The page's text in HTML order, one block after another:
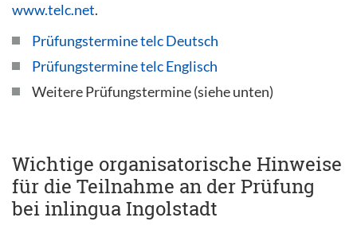
www.telc.net.
Prüfungstermine telc Deutsch
Prüfungstermine telc Englisch
Weitere Prüfungstermine (siehe unten)
Wichtige organisatorische Hinweise
für die Teilnahme an der Prüfung
bei inlingua Ingolstadt